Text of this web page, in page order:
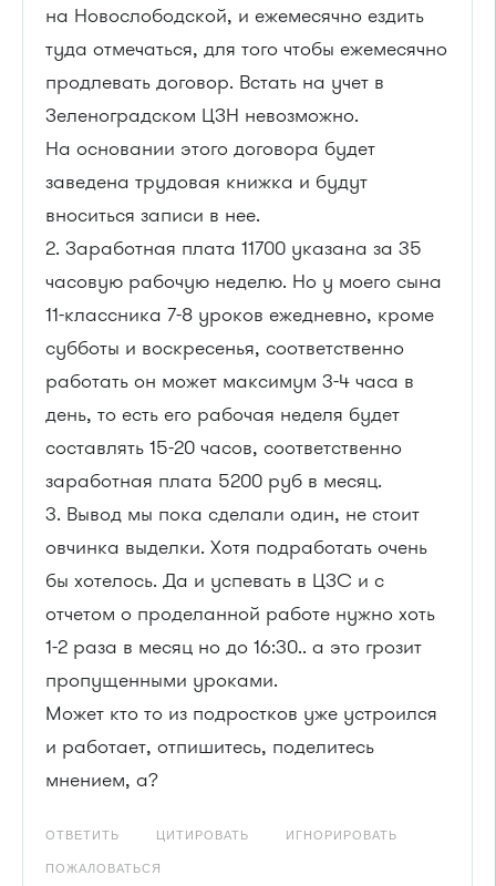
на Новослободской, и ежемесячно ездить
туда отмечаться, для того чтобы ежемесячно
продлевать договор. Встать на учет в
Зеленоградском ЦЗН невозможно.
На основании этого договора будет
заведена трудовая книжка и будут
вноситься записи в нее.
2. Заработная плата 11700 указана за 35
часовую рабочую неделю. Но у моего сына
11-классника 7-8 уроков ежедневно, кроме
субботы и воскресенья, соответственно
работать он может максимум 3-4 часа в
день, то есть его рабочая неделя будет
составлять 15-20 часов, соответственно
заработная плата 5200 руб в месяц.
3. Вывод мы пока сделали один, не стоит
овчинка выделки. Хотя подработать очень
бы хотелось. Да и успевать в ЦЗС и с
отчетом о проделанной работе нужно хоть
1-2 раза в месяц но до 16:30.. а это грозит
пропущенными уроками.
Может кто то из подростков уже устроился
и работает, отпишитесь, поделитесь
мнением, а?
ОТВЕТИТЬ ЦИТИРОВАТЬ ИГНОРИРОВАТЬ
ПОЖАЛОВАТЬСЯ